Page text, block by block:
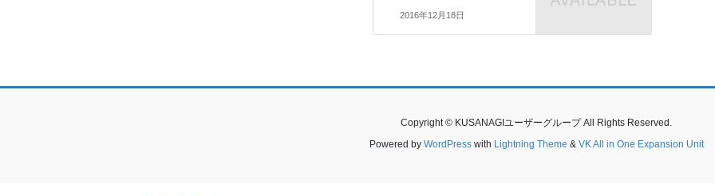
2016年12月18日
Copyright © KUSANAGIユーザーグループ All Rights Reserved.
Powered by WordPresswith Lightning Theme & VK All in One Expansion Unit